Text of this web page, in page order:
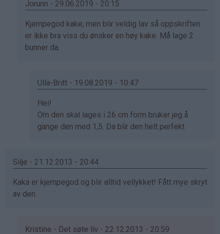
av
(ikke
bekreftet)
Jorunn - 29.06.2019 - 20:15
Som
svar
på
(ikke
Kjempegod kake, men blir veldig lav så oppskriften
er ikke bra viss du ønsker en høy kake. Må lage 2
bunner da.
Ulla-Britt - 19.08.2019 - 10:47
Som
svar
på
(ikke
Hei!
Om den skal lages i 26 cm form bruker jeg å
gange den med 1,5. Da blir den helt perfekt
Silje - 21.12.2013 - 20:44
Kaka er kjempegod og blir alltid vellykket! Fått mye skryt
av den.
Kristine - Det søte liv - 22.12.2013 - 20:59